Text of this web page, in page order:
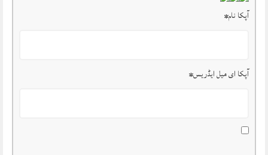
آپکا نام*
آپکا ای میل ایڈریس*